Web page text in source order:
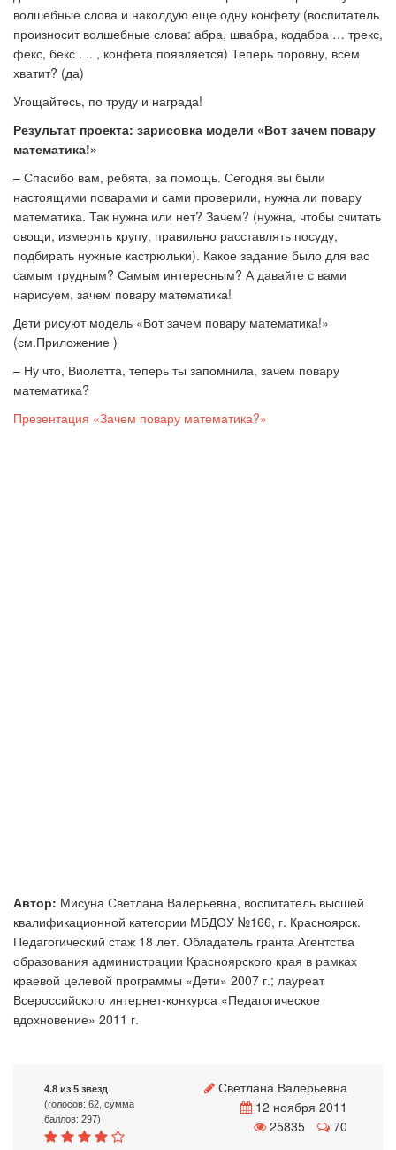
волшебные слова и наколдую еще одну конфету (воспитатель
произносит волшебные слова: абра, швабра, кодабра … трекс,
фекс, бекс . .. , конфета появляется) Теперь поровну, всем
хватит? (да)
Угощайтесь, по труду и награда!
Результат проекта: зарисовка модели «Вот зачем повару
математика!»
– Спасибо вам, ребята, за помощь. Сегодня вы были
настоящими поварами и сами проверили, нужна ли повару
математика. Так нужна или нет? Зачем? (нужна, чтобы считать
овощи, измерять крупу, правильно расставлять посуду,
подбирать нужные кастрюльки). Какое задание было для вас
самым трудным? Самым интересным? А давайте с вами
нарисуем, зачем повару математика!
Дети рисуют модель «Вот зачем повару математика!»
(см.Приложение )
– Ну что, Виолетта, теперь ты запомнила, зачем повару
математика?
Презентация «Зачем повару математика?»
Автор: Мисуна Светлана Валерьевна, воспитатель высшей
квалификационной категории МБДОУ №166, г. Красноярск.
Педагогический стаж 18 лет. Обладатель гранта Агентства
образования администрации Красноярского края в рамках
краевой целевой программы «Дети» 2007 г.; лауреат
Всероссийского интернет-конкурса «Педагогическое
вдохновение» 2011 г.
4.8 из 5 звезд
(голосов: 62, сумма
баллов: 297)
Светлана Валерьевна
12 ноября 2011
25835
70